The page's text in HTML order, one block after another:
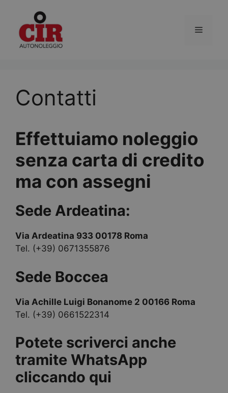
contenuto
Menu
Contatti
Effettuiamo noleggio
senza carta di credito
ma con assegni
Sede Ardeatina:
Via Ardeatina 933 00178 Roma
Tel. (+39) 0671355876
Sede Boccea
Via Achille Luigi Bonanome 2 00166 Roma
Tel. (+39) 0661522314
Potete scriverci anche
tramite WhatsApp
cliccando qui